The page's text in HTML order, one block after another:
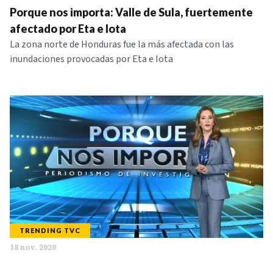
NOTICIAS
SERIES
Porque nos importa: Valle de Sula, fuertemente
afectado por Eta e Iota
La zona norte de Honduras fue la más afectada con las
inundaciones provocadas por Eta e Iota
TRENDING TVC
18 nov. 2020